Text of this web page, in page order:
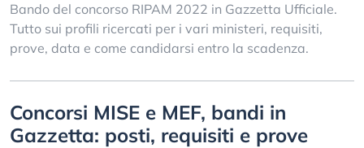
Bando del concorso RIPAM 2022 in Gazzetta Ufficiale.
Tutto sui profili ricercati per i vari ministeri, requisiti,
prove, data e come candidarsi entro la scadenza.
Concorsi MISE e MEF, bandi in
Gazzetta: posti, requisiti e prove